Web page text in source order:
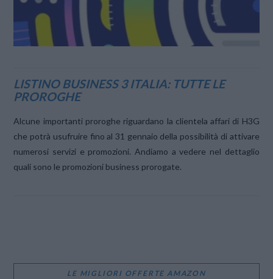
LISTINO BUSINESS 3 ITALIA: TUTTE LE
PROROGHE
Alcune importanti proroghe riguardano la clientela affari di H3G
che potrà usufruire fino al 31 gennaio della possibilità di attivare
numerosi servizi e promozioni. Andiamo a vedere nel dettaglio
quali sono le promozioni business prorogate.
LE MIGLIORI OFFERTE AMAZON